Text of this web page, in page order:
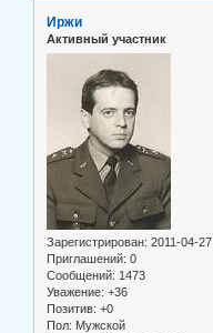
Иржи
Активный участник
Зарегистрирован: 2011-04-27
Приглашений: 0
Сообщений: 1473
Уважение: +36
Позитив: +0
Пол: Мужской